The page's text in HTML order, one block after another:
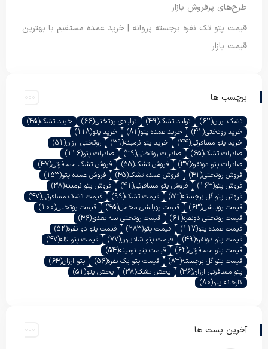
طرح‌های پرفروش بازار
قیمت پتو تک نفره برجسته پروانه | خرید عمده مستقیم با بهترین
قیمت بازار
برچسب ها
تشک ارزان(62) تولید تشک(49) تولیدی روتختی(66) خرید تشک(45)
خرید روتختی(41) خرید عمده پتو(81) خرید پتو(118)
خرید پتو مسافرتی(44) خرید پتو نرمینه(39) روتختی ارزان(51)
صادرات تشک(65) صادرات روتختی(39) صادرات پتو(116)
صادرات پتو دونفره(37) فروش تشک(55) فروش تشک مسافرتی(47)
فروش روتختی(41) فروش عمده تشک(45) فروش عمده پتو(153)
فروش پتو(163) فروش پتو مسافرتی(41) فروش پتو نرمینه(38)
فروش پتو گل برجسته(53) قیمت تشک(99) قیمت تشک مسافرتی(47)
قیمت روبالشی(63) قیمت روبالشی مخمل(45) قیمت روتختی(100)
قیمت روتختی دونفره(61) قیمت روتختی سه بعدی(46)
قیمت عمده پتو(117) قیمت پتو(283) قیمت پتو دو نفره(52)
قیمت پتو دونفره(49) قیمت پتو شادیلون(77) قیمت پتو لاله(47)
قیمت پتو مسافرتی(62) قیمت پتو نرمینه(54)
قیمت پتو گل برجسته(83) قیمت پتو یک نفره(56) پتو ارزان(64)
پتو مسافرتی ارزان(36) پخش تشک(38) پخش پتو(51)
کارخانه پتو(80)
آخرین پست ها